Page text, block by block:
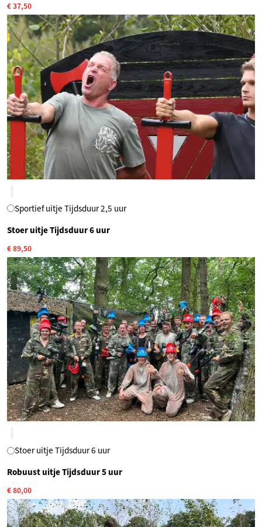
€ 37,50
Sportief uitje Tijdsduur 2,5 uur
Stoer uitje Tijdsduur 6 uur
€ 89,50
Stoer uitje Tijdsduur 6 uur
Robuust uitje Tijdsduur 5 uur
€ 80,00